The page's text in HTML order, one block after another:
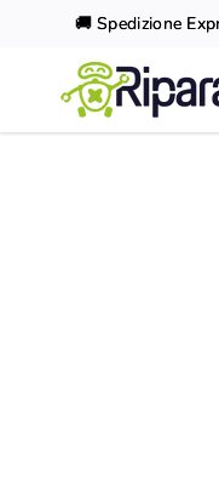
contenuto
🚚 Spedizione